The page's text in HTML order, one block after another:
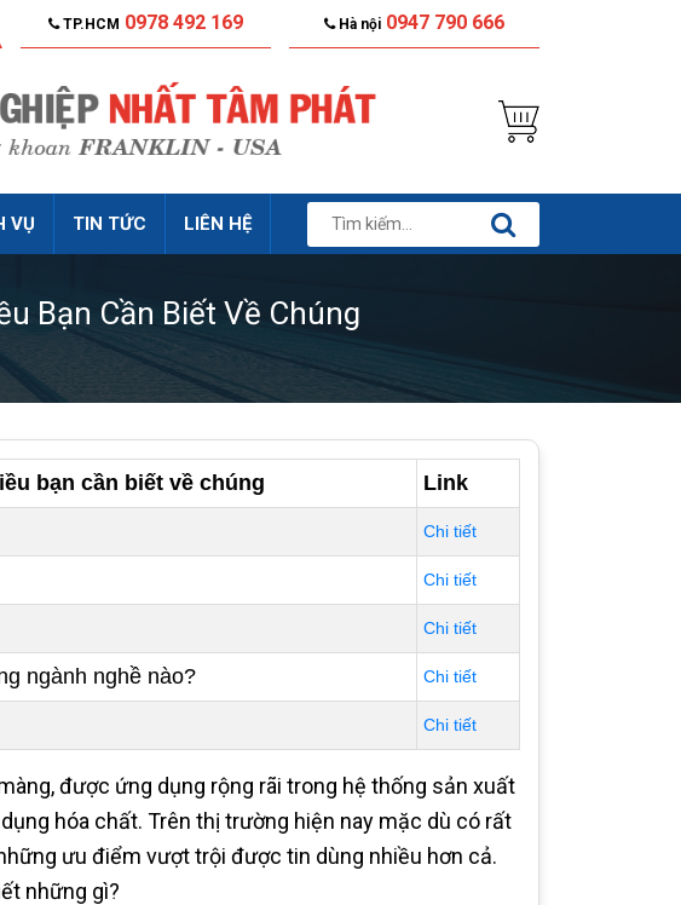
TP.HCM 0978 492 169 Hà nội 0947 790 666
VỤ TIN TỨC LIÊN HỆ
Bạn Cần Biết Về Chúng
bạn cần biết về chúng
Link
Chi tiết
Chi tiết
Chi tiết
ngành nghề nào? Chi tiết
Chi tiết
được ứng dụng rộng rãi trong hệ thống sản xuất
hóa chất. Trên thị trường hiện nay mặc dù có rất
ưu điểm vượt trội được tin dùng nhiều hơn cả.
những gì?